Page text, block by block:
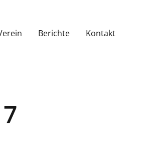
Berichte Kontakt